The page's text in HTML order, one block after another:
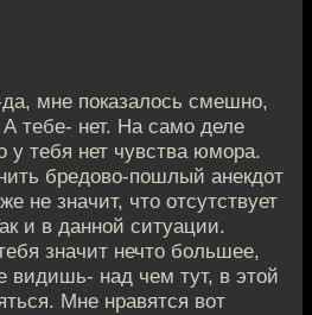
мне показалось смешно,
тебе- нет. На само деле
у тебя нет чувства юмора.
бредово-пошлый анекдот
не значит, что отсутствует
и в данной ситуации.
значит нечто большее,
над чем тут, в этой
Мне нравятся вот